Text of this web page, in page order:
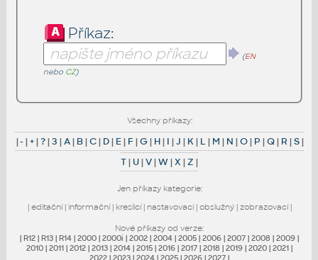
Příkaz:
(EN
nebo CZ)
Všechny příkazy:
|- |+|?|3 |A| B|C| D| E| F |G| H| I |J | K| L | M | N |O| P |Q| R |S|
T| U|V|W|X |Z |
Jen příkazy kategorie:
| editační| informační| kreslicí| nastavovací| obslužný| zobrazovací|
Nové příkazy od verze:
| R12 | R13 | R14 | 2000 | 2000i | 2002 | 2004 | 2005 | 2006 | 2007 | 2008 | 2009 |
2010 | 2011 | 2012 | 2013 | 2014 | 2015 | 2016 | 2017 | 2018 | 2019 | 2020 | 2021 |
2022 | 2023 | 2024 | 2025 | 2026 | 2027 |